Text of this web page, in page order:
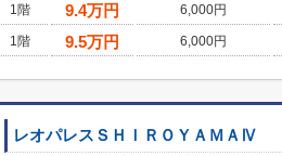
1階
9.4万円 6,000円
1階
9.5万円 6,000円
レオパレスＳＨＩＲＯＹＡＭＡⅣ